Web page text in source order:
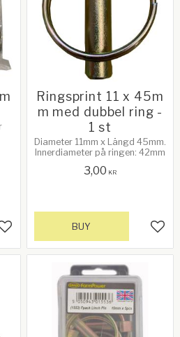
Add to favorites
Ringsprint 11 x 45m
m med dubbel ring -
1 st
Diameter 11mm x Längd 45mm.
Innerdiameter på ringen: 42mm
3,00 KR
BUY